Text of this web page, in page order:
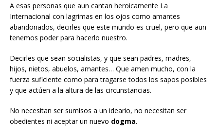
A esas personas que aun cantan heroicamente La
Internacional con lagrimas en los ojos como amantes
abandonados, decirles que este mundo es cruel, pero que aun
tenemos poder para hacerlo nuestro.
Decirles que sean socialistas, y que sean padres, madres,
hijos, nietos, abuelos, amantes… Que amen mucho, con la
fuerza suficiente como para tragarse todos los sapos posibles
y que actúen a la altura de las circunstancias.
No necesitan ser sumisos a un ideario, no necesitan ser
obedientes ni aceptar un nuevo dogma.